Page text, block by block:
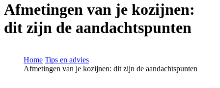
Afmetingen van je kozijnen:
dit zijn de aandachtspunten
Home Tips en advies
Afmetingen van je kozijnen: dit zijn de aandachtspunten